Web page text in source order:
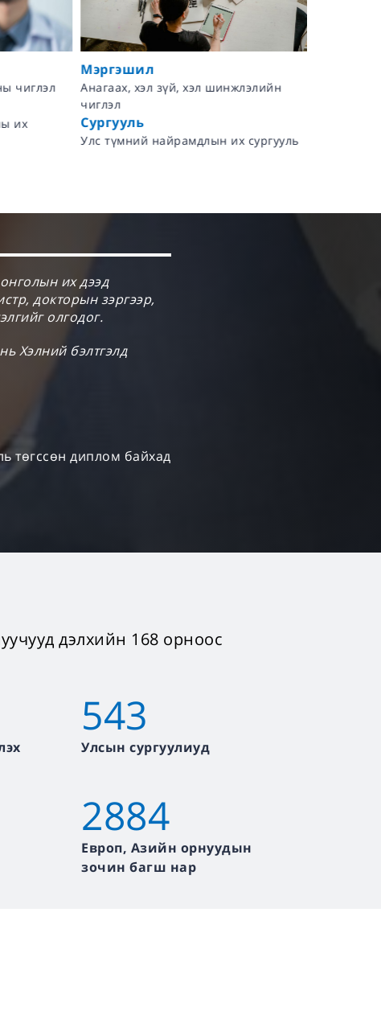
чиглэл
их
Мэргэшил
Анагаах, хэл зүй, хэл шинжлэлийн
чиглэл
Сургууль
Улс түмний найрамдлын их сургууль
их дээд
докторын зэргээр,
олгодог.
Хэлний бэлтгэлд
төгссөн диплом байхад
дэлхийн 168 орноос
543
Улсын сургуулиуд
2884
Европ, Азийн орнуудын
зочин багш нар